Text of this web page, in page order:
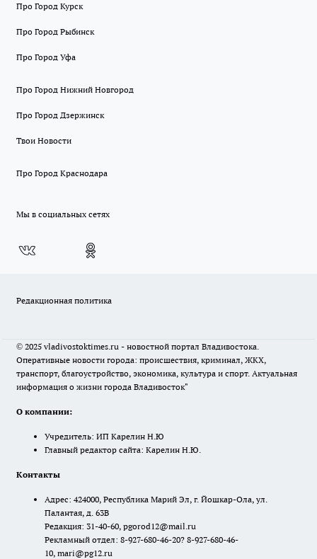
Про Город Курск
Про Город Рыбинск
Про Город Уфа
Про Город Нижний Новгород
Про Город Дзержинск
Твои Новости
Про Город Краснодара
Мы в социальных сетях
Редакционная политика
© 2025 vladivostoktimes.ru - новостной портал Владивостока.
Оперативные новости города: происшествия, криминал, ЖКХ,
транспорт, благоустройство, экономика, культура и спорт. Актуальная
информация о жизни города Владивосток"
О компании:
Учредитель: ИП Карелин Н.Ю
Главный редактор сайта: Карелин Н.Ю.
Контакты
Адрес: 424000, Республика Марий Эл, г. Йошкар-Ола, ул.
Палантая, д. 63В
Редакция: 31-40-60, pgorod12@mail.ru
Рекламный отдел: 8-927-680-46-20? 8-927-680-46-
10, mari@pg12.ru